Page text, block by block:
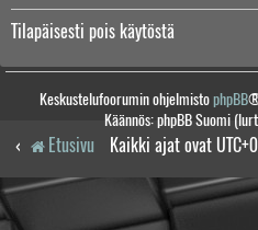
Tilapäisesti pois käytöstä
Keskustelufoorumin ohjelmistophpBB
Käännös: phpBB Suomi
Etusivu Kaikki ajat ovat